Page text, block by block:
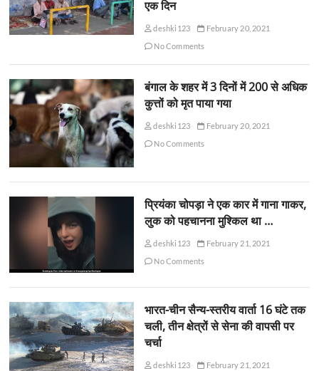
एक दिन
deshki123
February 20, 2021
No Comments
बंगाल के शहर में 3 दिनों में 200 से अधिक
कुत्तों को मृत पाया गया
deshki123
February 20, 2021
No Comments
प्रियंका चोपड़ा ने एक कार में गाना गाकर,
लुक को पहचानना मुश्किल था …
deshki123
February 21, 2021
No Comments
भारत-चीन सैन्य-स्तरीय वार्ता 16 घंटे तक
चली, तीन क्षेत्रों से सेना की वापसी पर
चर्चा
deshki123
February 21, 2021